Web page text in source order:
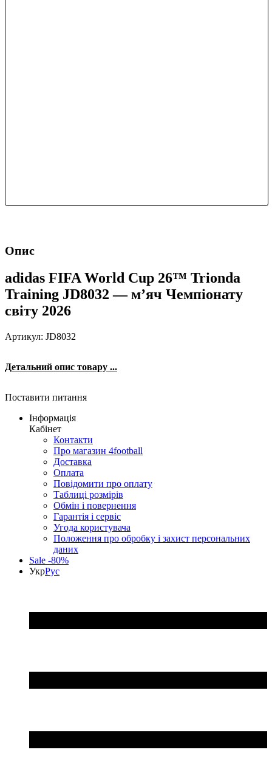
Опис
adidas FIFA World Cup 26™ Trionda
Training JD8032 — м’яч Чемпіонату
світу 2026
Артикул: JD8032
Детальний опис товару ...
Поставити питання
Інформація
Кабінет
Контакти
Про магазин 4football
Доставка
Оплата
Повідомити про оплату
Таблиці розмірів
Обмін і повернення
Гарантія і сервіс
Угода користувача
Положення про обробку і захист персональних
даних
Sale -80%
УкрРус